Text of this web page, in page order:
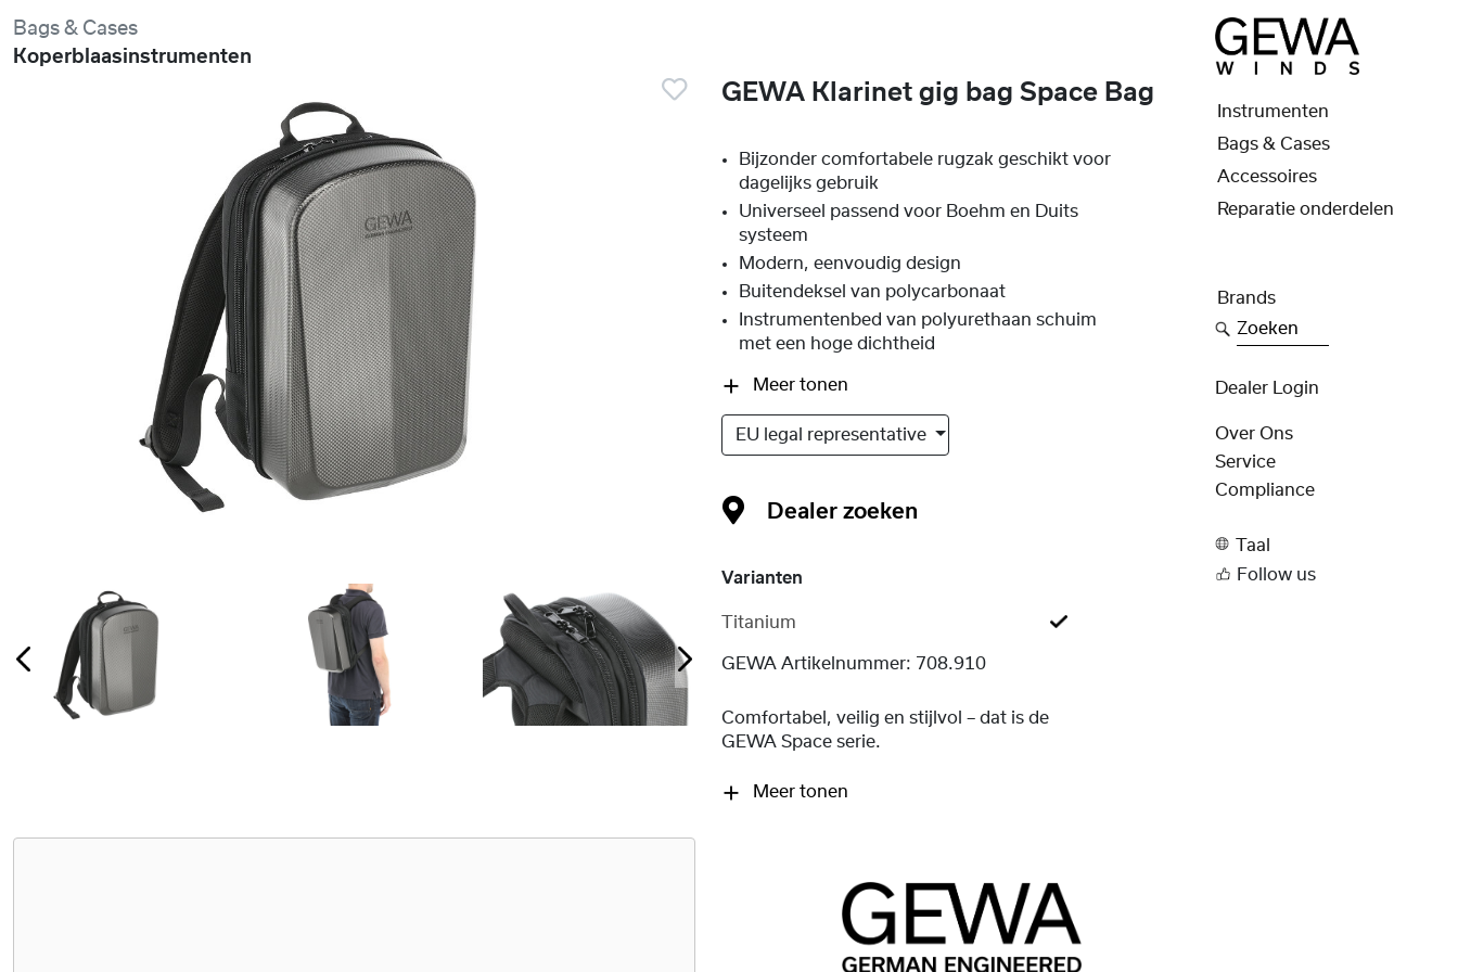
Bags & Cases
Koperblaasinstrumenten
GEWA Klarinet gig bag Space Bag
Varianten
Titanium
Dealer zoeken
Bijzonder comfortabele rugzak geschikt voor
dagelijks gebruik
Universeel passend voor Boehm en Duits
systeem
Modern, eenvoudig design
Buitendeksel van polycarbonaat
Instrumentenbed van polyurethaan schuim
met een hoge dichtheid
Meer tonen
EU legal representative
GEWA Artikelnummer: 708.910
Comfortabel, veilig en stijlvol – dat is de
GEWA Space serie.
Meer tonen
Instrumenten
Bags & Cases
Accessoires
Reparatie onderdelen
Brands
Zoeken
Dealer Login
Over Ons
Service
Compliance
Taal
Follow us